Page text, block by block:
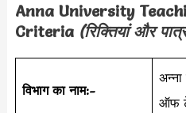
Anna University
Criteria (रिक्तियां और
विभाग का नाम:-
ऑफ